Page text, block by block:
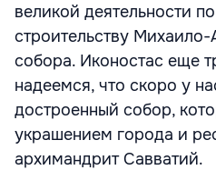
великой деятельности
строительству Михаило-
собора. Иконостас еще
надеемся, что скоро у
достроенный собор,
украшением города и
архимандрит Савватий.